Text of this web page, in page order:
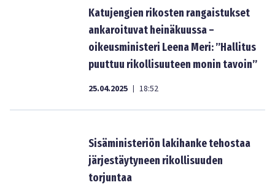
Katujengien rikosten rangaistukset
ankaroituvat heinäkuussa –
oikeusministeri Leena Meri: ”Hallitus
puuttuu rikollisuuteen monin tavoin”
25.04.2025 | 18:52
Sisäministeriön lakihanke tehostaa
järjestäytyneen rikollisuuden
torjuntaa